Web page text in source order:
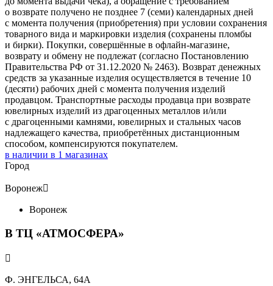
о возврате получено не позднее 7 (семи) календарных дней
с момента получения (приобретения) при условии сохранения
товарного вида и маркировки изделия (сохранены пломбы
и бирки). Покупки, совершённые в офлайн-магазине,
возврату и обмену не подлежат (согласно Постановлению
Правительства РФ от 31.12.2020 № 2463). Возврат денежных
средств за указанные изделия осуществляется в течение 10
(десяти) рабочих дней с момента получения изделий
продавцом. Транспортные расходы продавца при возврате
ювелирных изделий из драгоценных металлов и/или
с драгоценными камнями, ювелирных и стальных часов
надлежащего качества, приобретённых дистанционным
способом, компенсируются покупателем.
в наличии в 1 магазинах
Город
Воронеж
Воронеж
В ТЦ «АТМОСФЕРА»

Ф. ЭНГЕЛЬСА, 64А